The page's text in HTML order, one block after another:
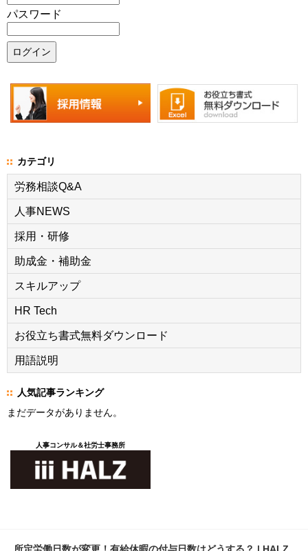
パスワード
カテゴリ
労務相談Q&A
人事NEWS
採用・研修
助成金・補助金
スキルアップ
HR Tech
お役立ち書式無料ダウンロード
用語説明
人気記事ランキング
まだデータがありません。
人事コンサル＆社労士事務所